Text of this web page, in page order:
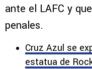
ante el LAFC y
penales.
Cruz Azul se
estatua de